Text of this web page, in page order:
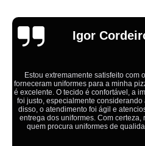
Emília
Ótimo atendimento,todos
cliente em primeiro lugar.
aqui na 4M tudo é resolvido